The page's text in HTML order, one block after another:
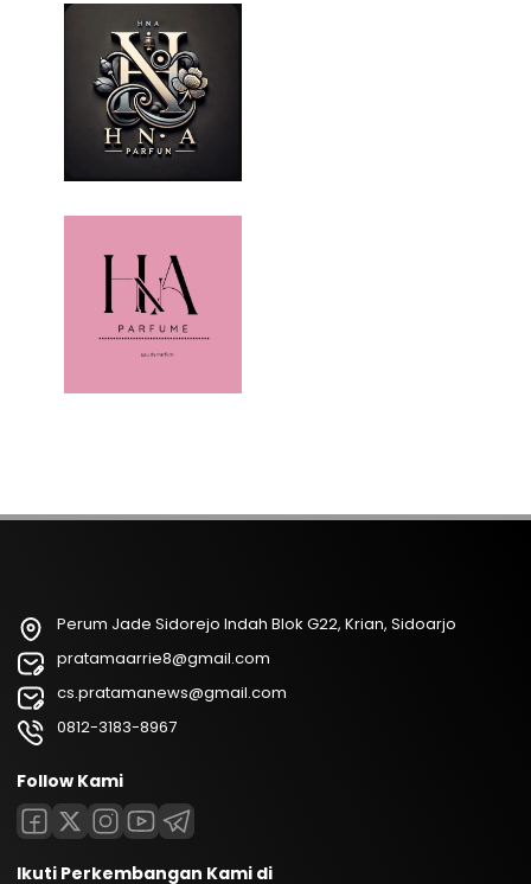
Perum Jade Sidorejo Indah Blok G22, Krian, Sidoarjo
pratamaarrie8@gmail.com
cs.pratamanews@gmail.com
0812-3183-8967
Follow Kami
Ikuti Perkembangan Kami di